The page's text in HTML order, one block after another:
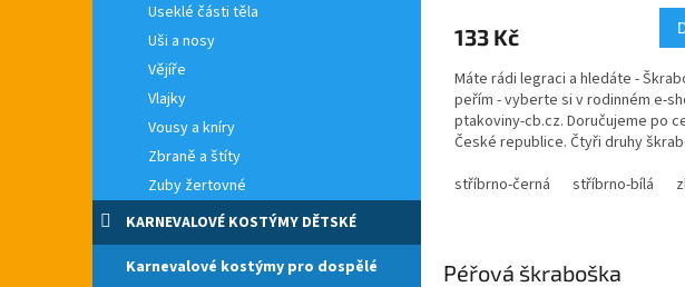
Useklé části těla
Uši a nosy
Vějíře
Vlajky
Vousy a kníry
Zbraně a štíty
Zuby žertovné
KARNEVALOVÉ KOSTÝMY DĚTSKÉ
Karnevalové kostýmy pro dospělé
133 Kč
Máte rádi legraci a hledáte -
peřím - vyberte si v rodinném e-
ptakoviny-cb.cz. Doručujeme po
České republice. Čtyři druhy
stříbrno-černá
stříbrno-bílá
Péřová škraboška